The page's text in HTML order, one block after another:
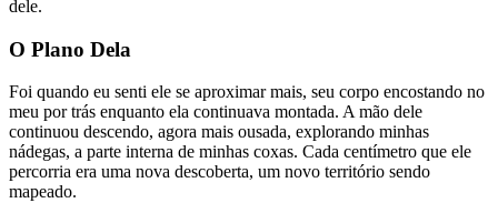
dele.
O Plano Dela
Foi quando eu senti ele se aproximar mais, seu corpo encostando no
meu por trás enquanto ela continuava montada. A mão dele
continuou descendo, agora mais ousada, explorando minhas
nádegas, a parte interna de minhas coxas. Cada centímetro que ele
percorria era uma nova descoberta, um novo território sendo
mapeado.